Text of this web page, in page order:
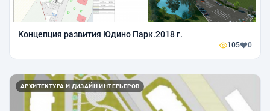
Концепция развития Юдино Парк.2018 г.
105 0
АРХИТЕКТУРА И ДИЗАЙН ИНТЕРЬЕРОВ